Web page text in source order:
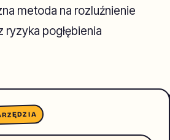
metoda na rozluźnienie
pogłębienia